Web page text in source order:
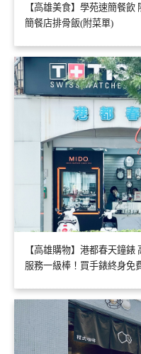
【高雄美食】學苑速簡餐
簡餐店排骨飯(附菜單)
【高雄購物】港都春天鐘
服務一級棒！買手錶終身免